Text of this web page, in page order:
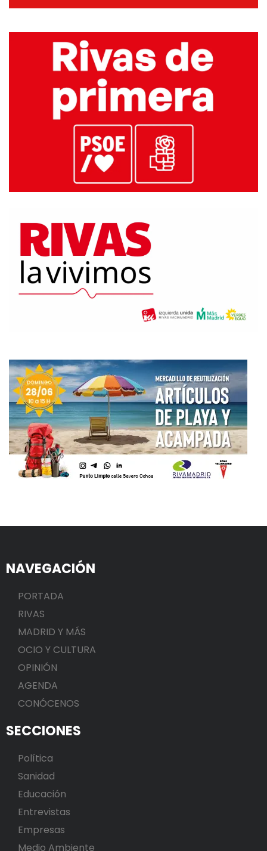
NAVEGACIÓN
PORTADA
RIVAS
MADRID Y MÁS
OCIO Y CULTURA
OPINIÓN
AGENDA
CONÓCENOS
SECCIONES
Política
Sanidad
Educación
Entrevistas
Empresas
Medio Ambiente